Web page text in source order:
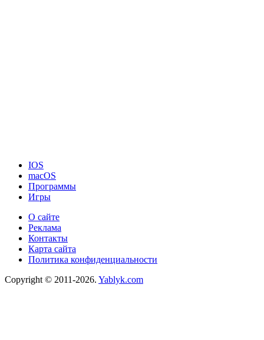
IOS
macOS
Программы
Игры
О сайте
Реклама
Контакты
Карта сайта
Политика конфиденциальности
Copyright © 2011-2026. Yablyk.сom